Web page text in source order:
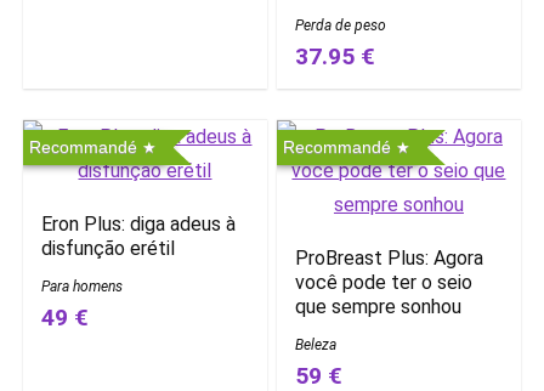
Perda de peso
37.95 €
Recommandé
Eron Plus: diga adeus à
disfunção erétil
Para homens
49 €
Recommandé
ProBreast Plus: Agora
você pode ter o seio
que sempre sonhou
Beleza
59 €